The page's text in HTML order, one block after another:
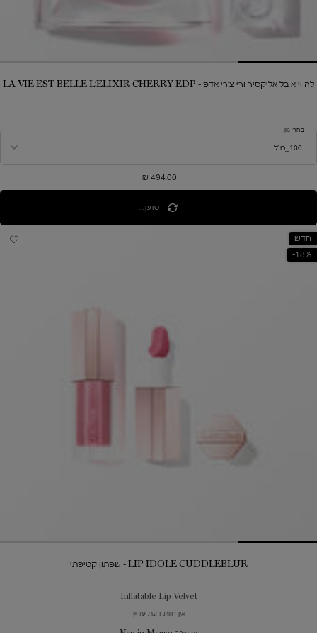
לה וי א בל אליקסיר ורי צ'רי אדפ - LA VIE EST BELLE L'ELIXIR CHERRY EDP
בחרי גוון
494.00 ₪
טוען...
חדש
18%-
LIP IDOLE CUDDLEBLUR - שפתון קטיפתי
Inflatable Lip Velvet
אין חוות דעת עדיין